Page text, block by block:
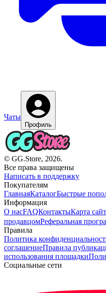
Чаты
Профиль
© GG.Store, 2026.
Все права защищены
Написать в поддержку
Покупателям
ГлавнаяКаталогБыстрые
Информация
О насFAQКонтактыКарта
продавцомРеферальная
Правила
Политика
соглашениеПравила
использования площадки
Социальные сети